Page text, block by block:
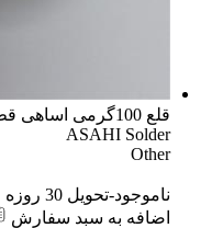
قلع 100گرمی اساهی قطر0.8 میلیمتر
ASAHI Solder
Other
ناموجود-تحویل 30 روزه
اضافه به سبد سفارش